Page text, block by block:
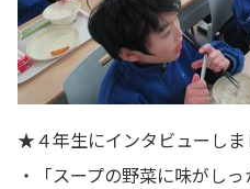
★４年生にインタビューしま
・「スープの野菜に味がし